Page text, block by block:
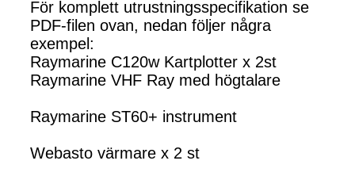
För komplett utrustningsspecifikation se
PDF-filen ovan, nedan följer några
exempel:
Raymarine C120w Kartplotter x 2st
Raymarine VHF Ray med högtalare
Raymarine ST60+ instrument
Webasto värmare x 2 st